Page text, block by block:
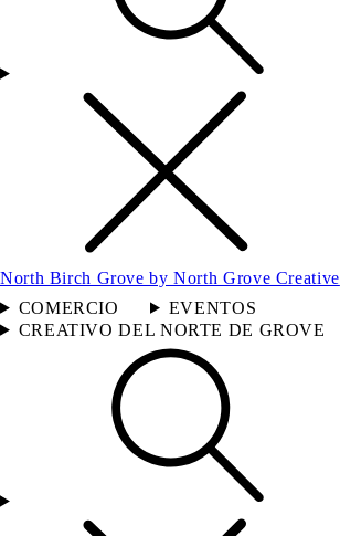
North Birch Grove by North Grove Creative
COMERCIO
EVENTOS
CREATIVO DEL NORTE DE GROVE